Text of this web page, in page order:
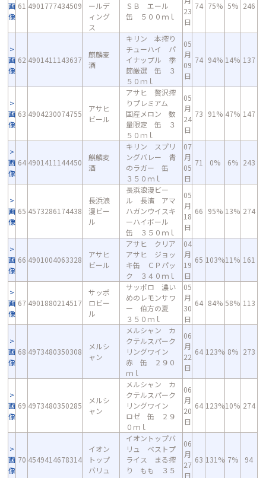
画
像
61 4901777434509
ールデ
ィング
ス
ＳＢ エール
缶 ５００ｍｌ
23
日
74 75% 5% 246
画
像
62 4901411143637
麒麟麦
酒
キリン 本搾り
チューハイ パ
イナップル 季
節厳選 缶 ３
５０ｍｌ
05
月
09
日
74 94% 14% 137
画
像
63 4904230074755
アサヒ
ビール
アサヒ 贅沢搾
りプレミアム
国産メロン 数
量限定 缶 ３
５０ｍｌ
05
月
24
日
73 91% 47% 147
画
像
64 4901411144450
麒麟麦
酒
キリン スプリ
ングバレー 青
のラガー 缶
３５０ｍｌ
07
月
05
日
71 0% 6% 243
画
像
65 4573286174438
長浜浪
漫ビー
ル
長浜浪漫ビー
ル 長濱 アマ
ハガンウイスキ
ーハイボール
缶 ３５０ｍｌ
05
月
18
日
66 95% 13% 274
画
像
66 4901004063328
アサヒ
ビール
アサヒ クリア
アサヒ ジョッ
キ缶 ＣＰパッ
ク ３４０ｍｌ
04
月
19
日
65 103%11% 161
画
像
67 4901880214517
サッポ
ロビー
ル
サッポロ 濃い
めのレモンサワ
ー 伯方の夏
３５０ｍｌ
05
月
30
日
64 84% 58% 113
画
像
68 4973480350308
メルシ
ャン
メルシャン カ
クテルスパーク
リングワイン
赤 缶 ２９０
ｍｌ
06
月
22
日
64 123% 8% 273
画
像
69 4973480350285
メルシ
ャン
メルシャン カ
クテルスパーク
リングワイン
ロゼ 缶 ２９
０ｍｌ
06
月
20
日
64 123%10% 274
画
像
70 4549414678314
イオン
トップ
バリュ
イオントップバ
リュ ベストプ
ライス まる搾
り もも ３５
06
月
27
日
63 131% 7% 94